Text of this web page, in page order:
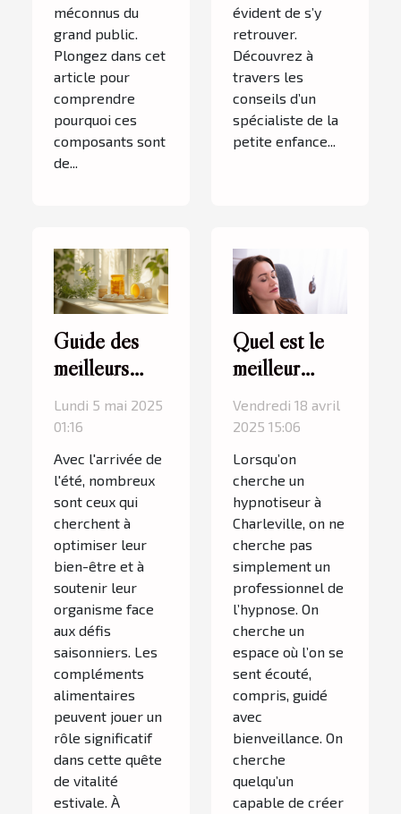
méconnus du
grand public.
Plongez dans cet
article pour
comprendre
pourquoi ces
composants sont
de...
évident de s’y
retrouver.
Découvrez à
travers les
conseils d’un
spécialiste de la
petite enfance...
Guide des
meilleurs
compléments
alimentaires
pour l'été
Lundi 5 mai 2025
01:16
Avec l'arrivée de
l'été, nombreux
sont ceux qui
cherchent à
optimiser leur
bien-être et à
soutenir leur
organisme face
aux défis
saisonniers. Les
compléments
alimentaires
peuvent jouer un
rôle significatif
dans cette quête
de vitalité
estivale. À
Quel est le
meilleur
hypnotiseur à
Charleville ?
Vendredi 18 avril
2025 15:06
Lorsqu’on
cherche un
hypnotiseur à
Charleville, on ne
cherche pas
simplement un
professionnel de
l’hypnose. On
cherche un
espace où l’on se
sent écouté,
compris, guidé
avec
bienveillance. On
cherche
quelqu’un
capable de créer